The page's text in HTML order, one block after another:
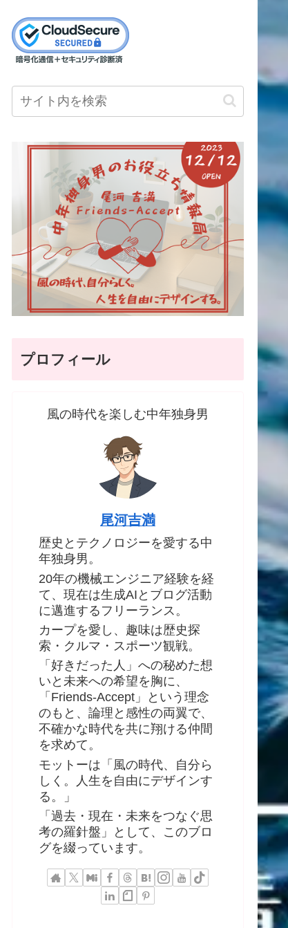
プロフィール
風の時代を楽しむ中年独身男
尾河吉満
歴史とテクノロジーを愛する中
年独身男。
20年の機械エンジニア経験を経
て、現在は生成AIとブログ活動
に邁進するフリーランス。
カープを愛し、趣味は歴史探
索・クルマ・スポーツ観戦。
「好きだった人」への秘めた想
いと未来への希望を胸に、
「Friends-Accept」という理念
のもと、論理と感性の両翼で、
不確かな時代を共に翔ける仲間
を求めて。
モットーは「風の時代、自分ら
しく。人生を自由にデザインす
る。」
「過去・現在・未来をつなぐ思
考の羅針盤」として、このブロ
グを綴っています。